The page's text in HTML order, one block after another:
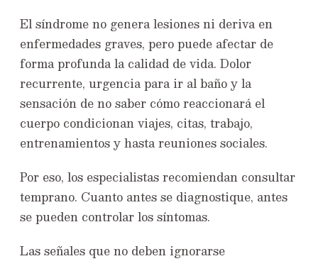
El síndrome no genera lesiones ni deriva en
enfermedades graves, pero puede afectar de
forma profunda la calidad de vida. Dolor
recurrente, urgencia para ir al baño y la
sensación de no saber cómo reaccionará el
cuerpo condicionan viajes, citas, trabajo,
entrenamientos y hasta reuniones sociales.
Por eso, los especialistas recomiendan consultar
temprano. Cuanto antes se diagnostique, antes
se pueden controlar los síntomas.
Las señales que no deben ignorarse